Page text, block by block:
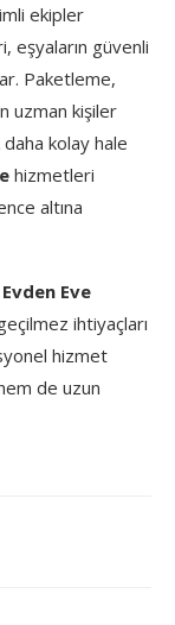
ekipler
eşyaların güvenli
Paketleme,
uzman kişiler
daha kolay hale
hizmetleri
altına
Evden Eve
ihtiyaçları
hizmet
de uzun